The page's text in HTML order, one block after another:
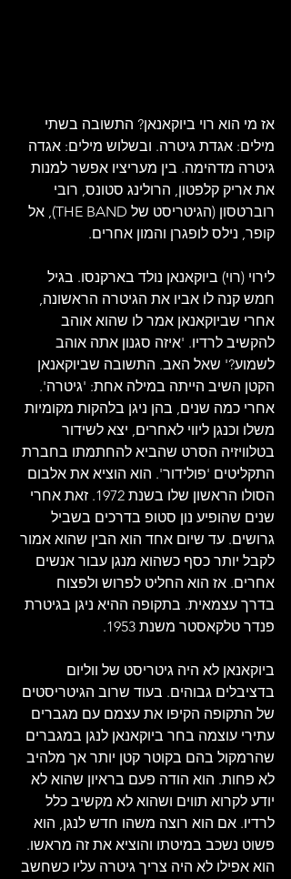
אז מי הוא רוי ביוקאנאן? התשובה בשתי
מילים: אגדת גיטרה. ובשלוש מילים: אגדה
גיטרה מדהימה. בין מעריציו אפשר למנות
את אריק קלפטון, הרולינג סטונס, רובי
רוברטסון (הגיטריסט של THE BAND), אל
קופר, נילס לופגרן והמון אחרים.
לירוי (רוי) ביוקאנאן נולד בארקנסו. בגיל
חמש קנה לו אביו את הגיטרה הראשונה,
אחרי שביוקאנאן אמר לו שהוא אוהב
להקשיב לרדיו. 'איזה סגנון אתה אוהב
לשמוע?' שאל האב. התשובה שביוקאנאן
הקטן השיב הייתה במילה אחת: 'גיטרה'.
אחרי כמה שנים, בהן ניגן בלהקות מקומיות
משלו וכנגן ליווי לאחרים, יצא לשידור
בטלוויזיה הסרט שהביא להחתמתו בחברת
התקליטים 'פולידור'. הוא הוציא את אלבום
הסולו הראשון שלו בשנת 1972. זאת אחרי
שנים שהופיע נון סטופ בדרכים בשביל
גרושים. עד שיום אחד הוא הבין שהוא אמור
לקבל יותר כסף כשהוא מנגן עבור אנשים
אחרים. אז הוא החליט לפרוש ולפצוח
בדרך עצמאית. בתקופה ההיא ניגן בגיטרת
פנדר טלקאסטר משנת 1953.
ביוקאנאן לא היה גיטריסט של ווליום
בדציבלים גבוהים. בעוד שרוב הגיטריסטים
של התקופה הקיפו את עצמם עם מגברים
עתירי עוצמה בחר ביוקאנאן לנגן במגברים
שהרמקול בהם בקוטר קטן יותר אך מלהיב
לא פחות. הוא הודה פעם בראיון שהוא לא
יודע לקרוא תווים ושהוא לא מקשיב כלל
לרדיו. אם הוא רוצה משהו חדש לנגן, הוא
פשוט נשכב במיטתו והוציא את זה מראשו.
הוא אפילו לא היה צריך גיטרה עליו כשחשב